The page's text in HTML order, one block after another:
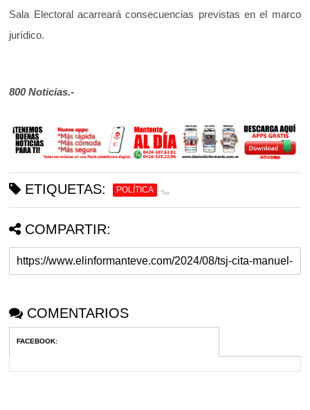
Sala Electoral acarreará consecuencias previstas en el marco
jurídico.
800 Noticias.-
ETIQUETAS: POLÍTICA
COMPARTIR:
COMENTARIOS
FACEBOOK: